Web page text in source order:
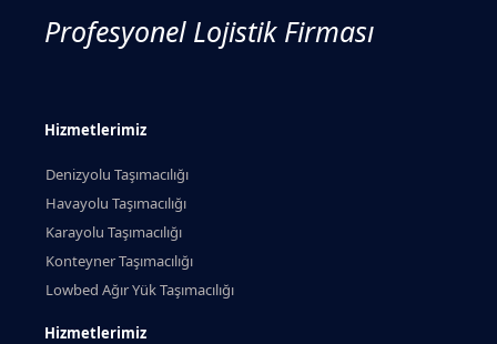
Profesyonel Lojistik Firması
Hizmetlerimiz
Denizyolu Taşımacılığı
Havayolu Taşımacılığı
Karayolu Taşımacılığı
Konteyner Taşımacılığı
Lowbed Ağır Yük Taşımacılığı
Hizmetlerimiz